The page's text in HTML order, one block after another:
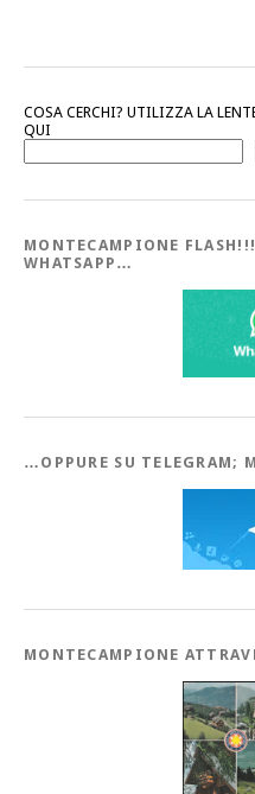
COSA CERCHI? UTILIZZA LA
QUI
MONTECAMPIONE
WHATSAPP…
…OPPURE SU TELEGRAM;
MONTECAMPIONE